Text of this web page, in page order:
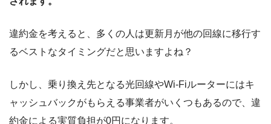
違約金を考えると、多くの人は更新月が他の回線に移行す
るベストなタイミングだと思いますよね？
しかし、乗り換え先となる光回線やWi-Fiルーターにはキ
ャッシュバックがもらえる事業者がいくつもあるので、違
約金による実質負担が0円になります。